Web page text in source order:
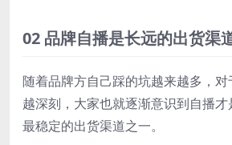
02 品牌自播是长远的出货渠
随着品牌方自己踩的坑越来越多，
越深刻，大家也就逐渐意识到自播才
最稳定的出货渠道之一。